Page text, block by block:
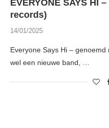
EVERYONE SAYS HI
records)
14/01/2025
Everyone Says Hi –
wel een nieuwe band, …